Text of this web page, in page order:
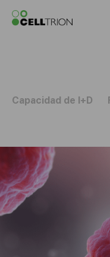
Celltrion the
Capacidad de I+D